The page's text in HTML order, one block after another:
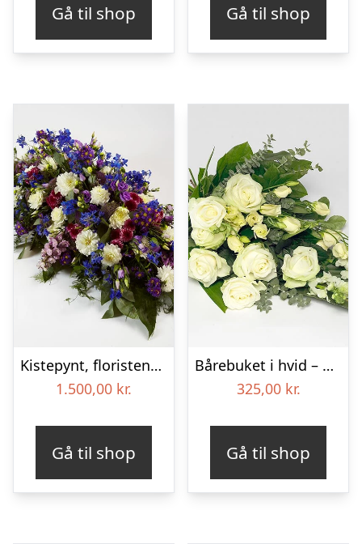
Gå til shop Gå til shop
Kistepynt, floristens valg – Blomster til begravelse
1.500,00 kr.
Gå til shop
Bårebuket i hvid – Blomster til begravelse
325,00 kr.
Gå til shop